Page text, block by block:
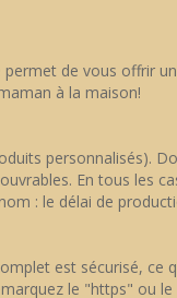
de vous offrir
à la maison!
personnalisés).
En tous les
: le délai de
est sécurisé,
le "https" ou